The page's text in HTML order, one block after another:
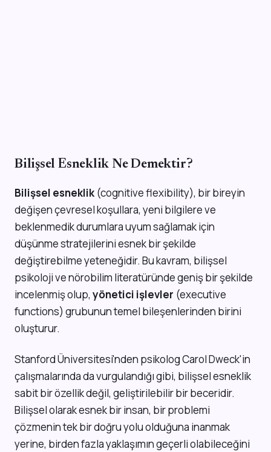
Bilişsel Esneklik Ne Demektir?
Bilişsel esneklik (cognitive flexibility), bir bireyin
değişen çevresel koşullara, yeni bilgilere ve
beklenmedik durumlara uyum sağlamak için
düşünme stratejilerini esnek bir şekilde
değiştirebilme yeteneğidir. Bu kavram, bilişsel
psikoloji ve nörobilim literatüründe geniş bir şekilde
incelenmiş olup, yönetici işlevler (executive
functions) grubunun temel bileşenlerinden birini
oluşturur.
Stanford Üniversitesi'nden psikolog Carol Dweck'in
çalışmalarında da vurgulandığı gibi, bilişsel esneklik
sabit bir özellik değil, geliştirilebilir bir beceridir.
Bilişsel olarak esnek bir insan, bir problemi
çözmenin tek bir doğru yolu olduğuna inanmak
yerine, birden fazla yaklaşımın geçerli olabileceğini